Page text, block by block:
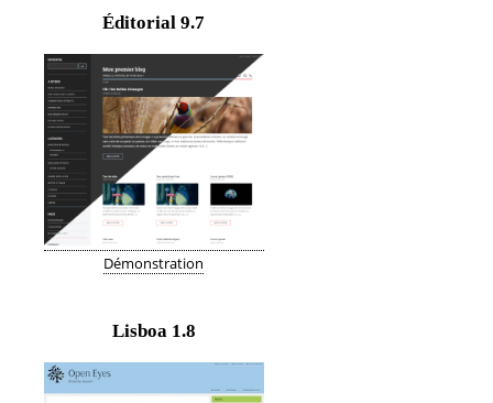
Éditorial 9.7
Démonstration
Lisboa 1.8